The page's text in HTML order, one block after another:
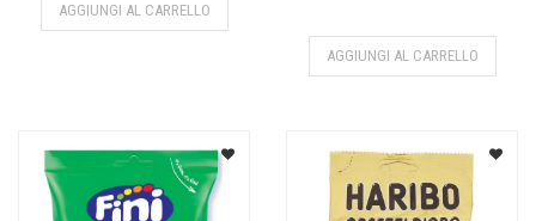
AGGIUNGI AL CARRELLO
AGGIUNGI AL CARRELLO